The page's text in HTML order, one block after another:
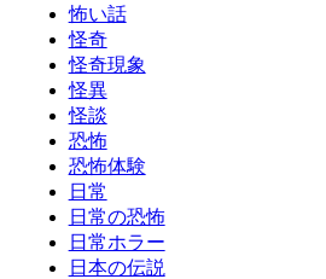
怖い話
怪奇
怪奇現象
怪異
怪談
恐怖
恐怖体験
日常
日常の恐怖
日常ホラー
日本の伝説